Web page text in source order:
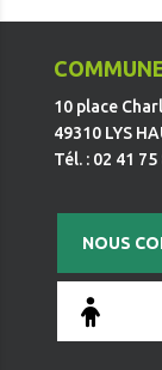
10 place
49310 LYS
Tél. : 02 41 75
NOUS